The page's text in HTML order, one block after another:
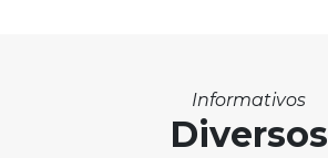
Informativos
Diversos